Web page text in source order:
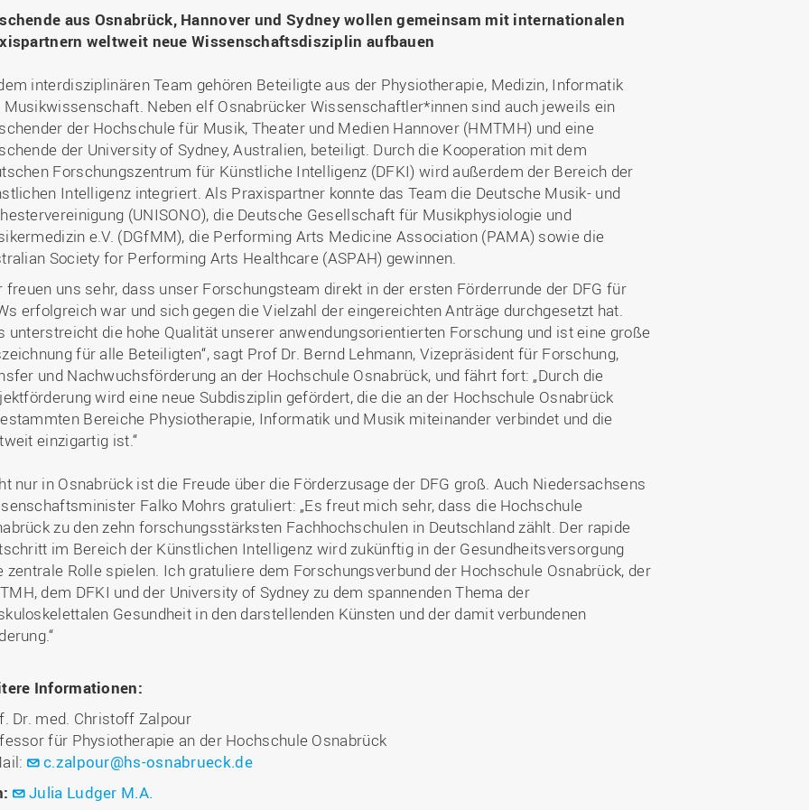
aus Osnabrück, Hannover und Sydney wollen gemeinsam mit internationalen
weltweit neue Wissenschaftsdisziplin aufbauen
interdisziplinären Team gehören Beteiligte aus der Physiotherapie, Medizin, Informatik
Musikwissenschaft. Neben elf Osnabrücker Wissenschaftler*innen sind auch jeweils ein
der Hochschule für Musik, Theater und Medien Hannover (HMTMH) und eine
der University of Sydney, Australien, beteiligt. Durch die Kooperation mit dem
Forschungszentrum für Künstliche Intelligenz (DFKI) wird außerdem der Bereich der
Intelligenz integriert. Als Praxispartner konnte das Team die Deutsche Musik- und
(UNISONO), die Deutsche Gesellschaft für Musikphysiologie und
e.V. (DGfMM), die Performing Arts Medicine Association (PAMA) sowie die
Society for Performing Arts Healthcare (ASPAH) gewinnen.
freuen uns sehr, dass unser Forschungsteam direkt in der ersten Förderrunde der DFG für
erfolgreich war und sich gegen die Vielzahl der eingereichten Anträge durchgesetzt hat.
unterstreicht die hohe Qualität unserer anwendungsorientierten Forschung und ist eine große
für alle Beteiligten“, sagt Prof Dr. Bernd Lehmann, Vizepräsident für Forschung,
und Nachwuchsförderung an der Hochschule Osnabrück, und fährt fort: „Durch die
wird eine neue Subdisziplin gefördert, die die an der Hochschule Osnabrück
Bereiche Physiotherapie, Informatik und Musik miteinander verbindet und die
einzigartig ist.“
nur in Osnabrück ist die Freude über die Förderzusage der DFG groß. Auch Niedersachsens
Falko Mohrs gratuliert: „Es freut mich sehr, dass die Hochschule
zu den zehn forschungsstärksten Fachhochschulen in Deutschland zählt. Der rapide
im Bereich der Künstlichen Intelligenz wird zukünftig in der Gesundheitsversorgung
zentrale Rolle spielen. Ich gratuliere dem Forschungsverbund der Hochschule Osnabrück, der
dem DFKI und der University of Sydney zu dem spannenden Thema der
Gesundheit in den darstellenden Künsten und der damit verbundenen
Informationen:
Dr. med. Christoff Zalpour
für Physiotherapie an der Hochschule Osnabrück
c.zalpour@hs-osnabrueck.de
Julia Ludger M.A.